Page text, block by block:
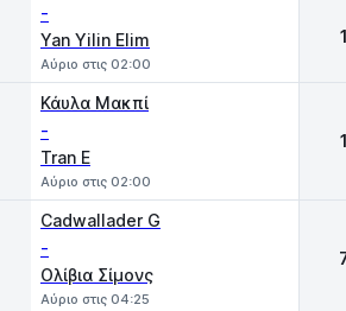
-
Yan Yilin Elim
Αύριο στις 02:00
Κάυλα Μακπί
-
Tran E
Αύριο στις 02:00
Cadwallader G
-
Ολίβια Σίμονς
Αύριο στις 04:25